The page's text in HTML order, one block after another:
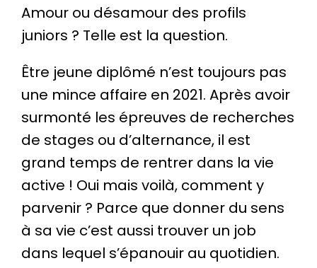
Amour ou désamour des profils
juniors ? Telle est la question.
Être jeune diplômé n’est toujours pas
une mince affaire en 2021. Après avoir
surmonté les épreuves de recherches
de stages ou d’alternance, il est
grand temps de rentrer dans la vie
active ! Oui mais voilà, comment y
parvenir ? Parce que donner du sens
à sa vie c’est aussi trouver un job
dans lequel s’épanouir au quotidien.